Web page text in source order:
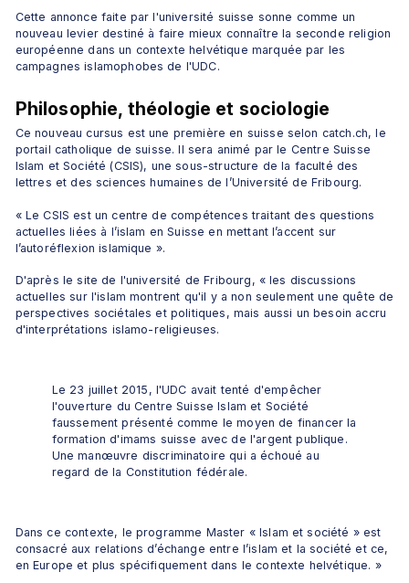
Cette annonce faite par l'université suisse sonne comme un
nouveau levier destiné à faire mieux connaître la seconde religion
européenne dans un contexte helvétique marquée par les
campagnes islamophobes de l'UDC.
Philosophie, théologie et sociologie
Ce nouveau cursus est une première en suisse selon catch.ch, le
portail catholique de suisse. Il sera animé par le Centre Suisse
Islam et Société (CSIS), une sous-structure de la faculté des
lettres et des sciences humaines de l’Université de Fribourg.
« Le CSIS est un centre de compétences traitant des questions
actuelles liées à l’islam en Suisse en mettant l’accent sur
l’autoréflexion islamique ».
D'après le site de l'université de Fribourg, « les discussions
actuelles sur l'islam montrent qu'il y a non seulement une quête de
perspectives sociétales et politiques, mais aussi un besoin accru
d'interprétations islamo-religieuses.
Le 23 juillet 2015, l'UDC avait tenté d'empêcher
l'ouverture du Centre Suisse Islam et Société
faussement présenté comme le moyen de financer la
formation d'imams suisse avec de l'argent publique.
Une manœuvre discriminatoire qui a échoué au
regard de la Constitution fédérale.
Dans ce contexte, le programme Master « Islam et société » est
consacré aux relations d’échange entre l’islam et la société et ce,
en Europe et plus spécifiquement dans le contexte helvétique. »